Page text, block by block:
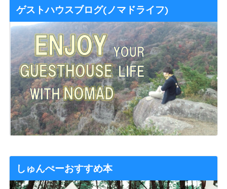
ゲストハウスブログ(ノマドライフ)
しゅんぺーおすすめ本